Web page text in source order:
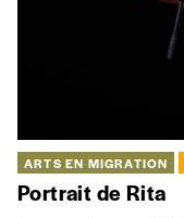
ARTS EN MIGRATION
Portrait de Rita